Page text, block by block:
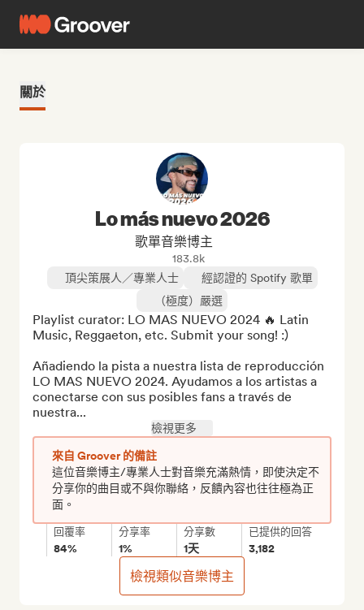
關於
Lo más nuevo 2026
歌單音樂博主
183.8k
頂尖策展人／專業人士
經認證的 Spotify 歌單
（極度）嚴選
Playlist curator: LO MAS NUEVO 2024 🔥 Latin
Music, Reggaeton, etc. Submit your song! :)
Añadiendo la pista a nuestra lista de reproducción
LO MAS NUEVO 2024. Ayudamos a los artistas a
conectarse con sus posibles fans a través de
nuestra...
檢視更多
來自 Groover 的備註
這位音樂博主/專業人士對音樂充滿熱情，即使決定不
分享你的曲目或不與你聯絡，反饋內容也往往極為正
面。
回覆率
84%
分享率
1%
分享數
1天
已提供的回答
3,182
檢視類似音樂博主